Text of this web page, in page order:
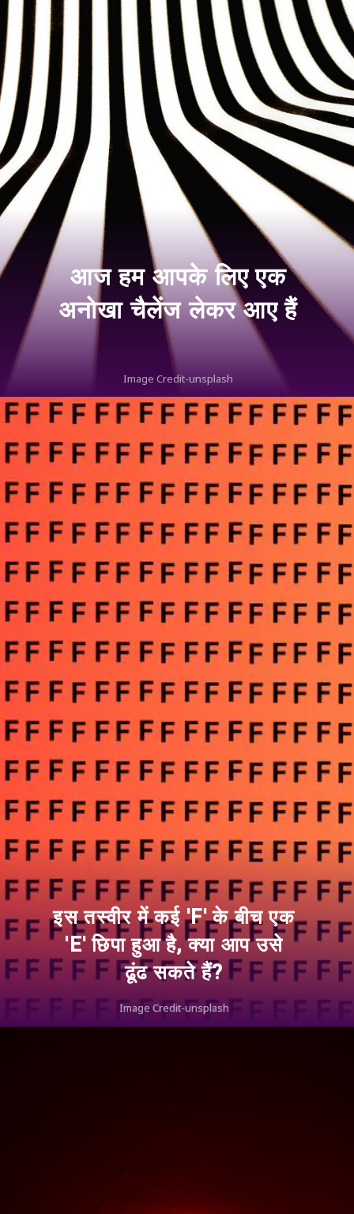
Image Credit-unsplash
आज हम आपके लिए एक
अनोखा चैलेंज लेकर आए हैं
Image Credit-unsplash
इस तस्वीर में कई 'F' के बीच एक
'E' छिपा हुआ है, क्या आप उसे
ढूंढ सकते हैं?